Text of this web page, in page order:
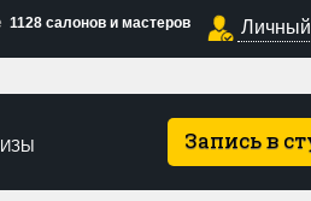
1128 салонов и мастеров Личный
Запись в